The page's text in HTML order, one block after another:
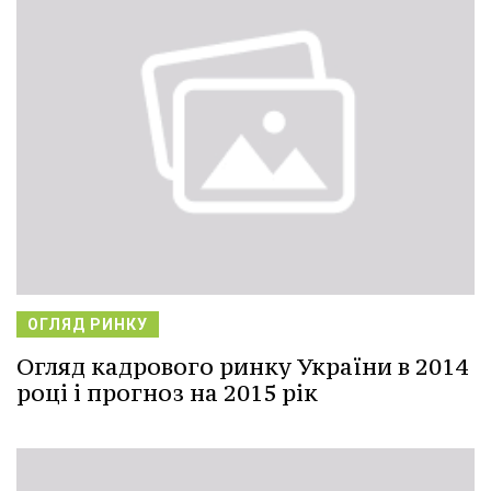
ОГЛЯД РИНКУ
Огляд кадрового ринку України в 2014
році і прогноз на 2015 рік